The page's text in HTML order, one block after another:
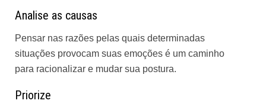
Analise as causas
Pensar nas razões pelas quais determinadas
situações provocam suas emoções é um caminho
para racionalizar e mudar sua postura.
Priorize